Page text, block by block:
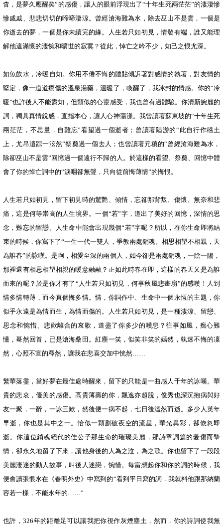
杳，是夢久應醒矣”的感傷，讓人的眼前浮現出了“十年生死兩茫茫”的淒淒慘
慘戚戚、悲悲切切的啼啼淒涼。曾經滄海難為水，除去巫山不是雲，一個是
你逝去的夢，一個是你未續完的緣。人生若只如初見，情發有端，誰又能理
解他這滿懷的淒惋和曠世的寂寞？從此，悼亡之吟不少，知己之恨尤深。
如魚飲水，冷暖自知。你用不倦不悔的體貼傾訴著對感情的執著，對友情的
堅定，像一道道療傷的溫泉湯藥，溫暖了，喚醒了，我冰封的情感。你的“冷
暖”也許後人不能盡知，但類似的心靈感受，我也曾有過體驗。你清新婉麗的
詞，獨具真情銳感，直指本心，讓人心神蕩漾。我曾讀著蘇東坡的“十年生死
兩茫茫，不思量，自難忘”看望過一個逝者；曾讀著陸游的“此自行作稽土
上，尤吊遺踪一泫然”祭奠過一個去人；也曾讀著元稹的“曾經滄海難為水，
除卻巫山不是雲”回憶過一個遠行不歸的人。於這樣的看望、祭奠、回憶中體
會了你的悼亡詞中的“淚咽卻無聲，只向從前悔薄情”的悔恨。
人生若只如初見，留下初見時的驚艷、傾情，忘卻那背叛、傷懷、無奈和悲
痛，這是何等崇高的人生境界。一個“若”字，道出了美好的回憶，深情的思
念，難忘的留戀。人生命中能會出現幾個“若”字呢？所以，在你生命即將結
束的時候，你寫下了“一生一代一雙人，爭教兩處銷魂。相思相望不相親，天
為誰春”的詠嘆。是啊，相愛至深的兩個人，如今卻是兩處銷魂，一陰一陽，
那裡還有相思相望相親的暖意融融？正如此時春在即，這樣的春天又是為誰
而來的呢？於是你才有了“人生若只如初見，何事秋風悲畫扇”的感嘆！人到
情多情轉薄，而今真個悔多情。情，你詞作中、生命中一個永恆的主題，你
似乎永遠是為情而生，為情而傷的。人生若只如初見，是一種淒涼、留戀、
思念和惋惜、悲歡離合的哀歌，道盡了你多少的嘆息？往事如風，痴心難
懂，驀然回首，已是滄海桑田。紅塵一笑，似笑非笑的嫣然，執迷不悔的凜
然，心照不宣的釋然，讓我在悲喜交加中恍然……
繁華落盡，當好夢在最佳處時醒來，留下的只能是一曲感人千年的詠嘆。華
貴的悲哀，優美的感傷。高貴薄壽的你，飄逸亦超脫，俊秀也深沉抱病與好
友一聚，一醉，一詠三歎，然後便一病不起，七日後溘然而逝。多少人英年
早逝，你也是其中之一。恰似一顆劃破夜空的流星，華光異彩，卻倏忽即
逝。你這位銷魂絕代的佳公子那生命的璀璨美麗，那詩章詞篇的憂傷而摯
情，卻永久地留了下來，讓他身後的人為之泣，為之歌。你也留下了一段段
美麗淒迷的動人故事，叫後人迷戀，惋惜。每當想起你和你的詞的時候，我
便會讀張恨水在《春明外史》中寫到的“看到平日寫的詞，我就料他跟那納蘭
容若一樣，不能永年的……”
也許，326年的距離足可以讓我把你視作灰煙塵土，然而，你的詩詞使我無